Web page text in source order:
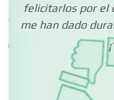
Cibercafés
felicitarlos por el
me han dado